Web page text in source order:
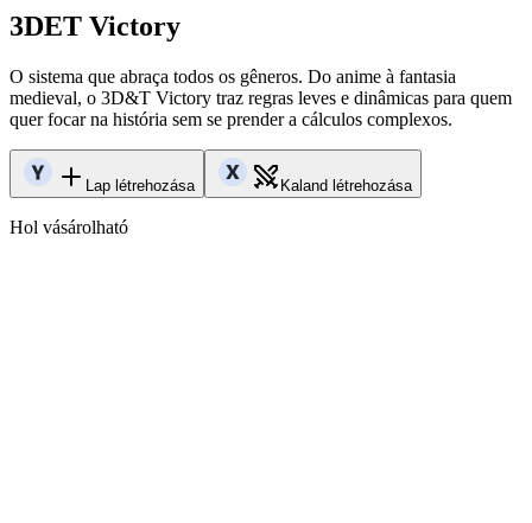
3DET Victory
O sistema que abraça todos os gêneros. Do anime à fantasia
medieval, o 3D&T Victory traz regras leves e dinâmicas para quem
quer focar na história sem se prender a cálculos complexos.
Lap létrehozása Kaland létrehozása
Hol vásárolható